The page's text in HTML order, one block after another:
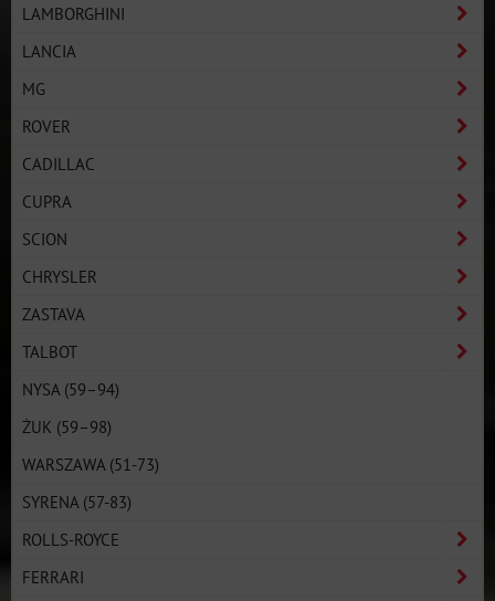
LAMBORGHINI
LANCIA
MG
ROVER
CADILLAC
CUPRA
SCION
CHRYSLER
ZASTAVA
TALBOT
NYSA (59–94)
ŻUK (59–98)
WARSZAWA (51-73)
SYRENA (57-83)
ROLLS-ROYCE
FERRARI